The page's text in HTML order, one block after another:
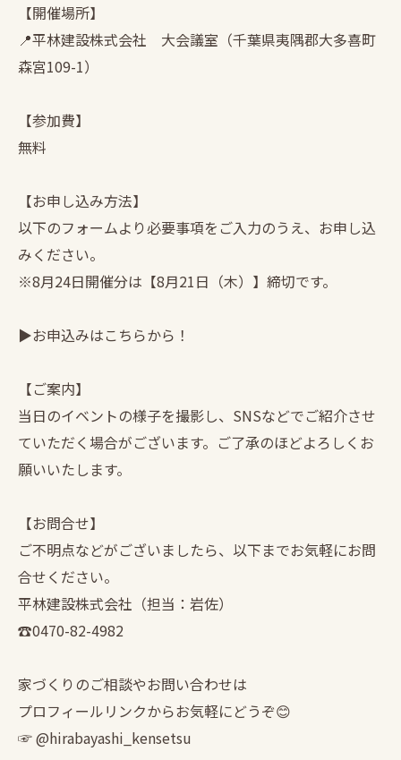
【開催場所】
📍平林建設株式会社 大会議室（千葉県夷隅郡大多喜町
森宮109-1）
【参加費】
無料
【お申し込み方法】
以下のフォームより必要事項をご入力のうえ、お申し込
みください。
※8月24日開催分は【8月21日（木）】締切です。
▶︎お申込みはこちらから！
【ご案内】
当日のイベントの様子を撮影し、SNSなどでご紹介させ
ていただく場合がございます。ご了承のほどよろしくお
願いいたします。
【お問合せ】
ご不明点などがございましたら、以下までお気軽にお問
合せください。
平林建設株式会社（担当：岩佐）
☎︎0470-82-4982
家づくりのご相談やお問い合わせは
プロフィールリンクからお気軽にどうぞ😊
☞ @hirabayashi_kensetsu